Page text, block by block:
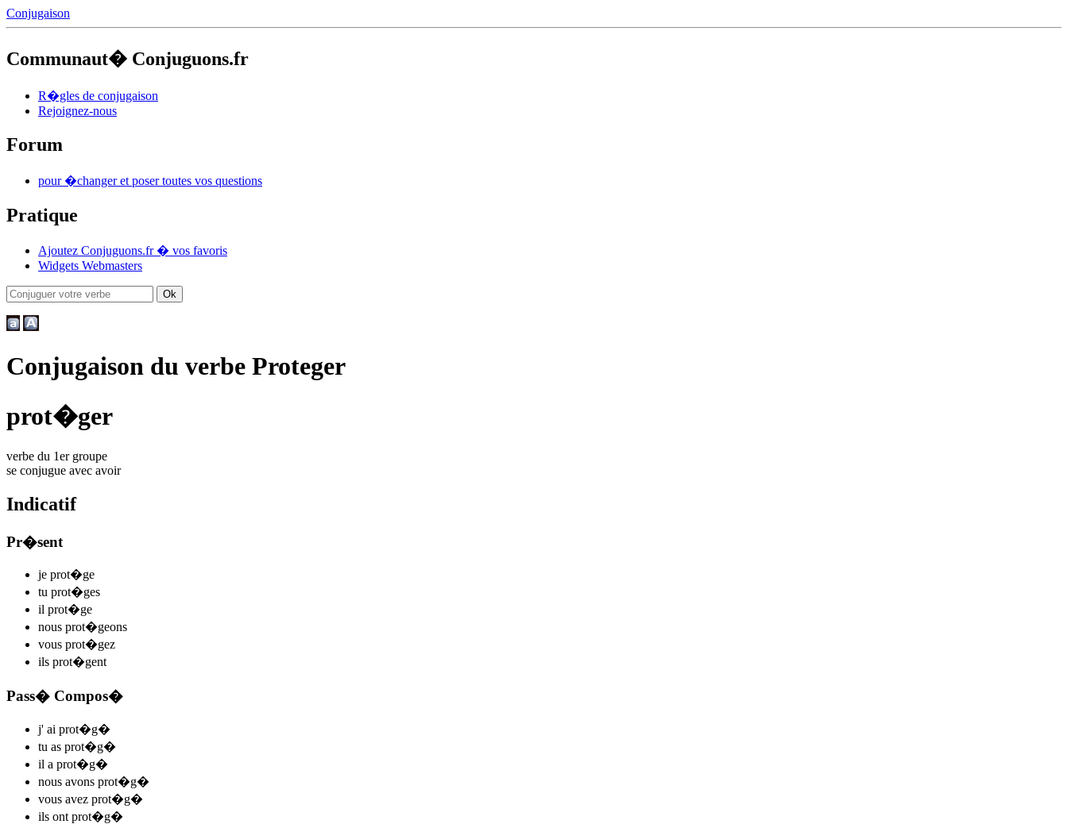
Conjugaison
Communaut� Conjuguons.fr
R�gles de conjugaison
Rejoignez-nous
Forum
pour �changer et poser toutes vos questions
Pratique
Ajoutez Conjuguons.fr � vos favoris
Widgets Webmasters
Conjugaison du verbe Proteger
prot�ger
verbe du 1er groupe
se conjugue avec avoir
Indicatif
Pr�sent
je prot�ge
tu prot�ges
il prot�ge
nous prot�geons
vous prot�gez
ils prot�gent
Pass� Compos�
j' ai prot�g�
tu as prot�g�
il a prot�g�
nous avons prot�g�
vous avez prot�g�
ils ont prot�g�